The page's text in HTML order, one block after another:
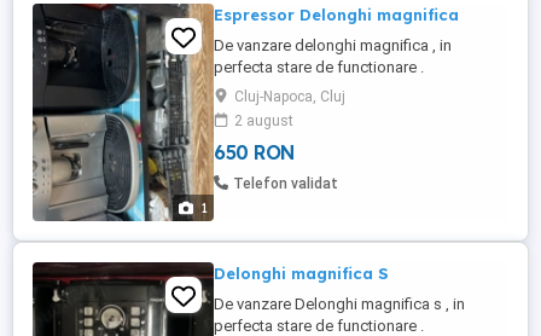
1
Espressor Delonghi magnifica
De vanzare delonghi magnifica , in
perfecta stare de functionare .
Cluj-Napoca, Cluj
2 august
650 RON
Telefon validat
Delonghi magnifica S
De vanzare Delonghi magnifica s , in
perfecta stare de functionare .